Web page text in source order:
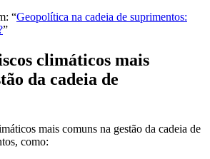
“Geopolítica na cadeia de suprimentos:
”
climáticos mais
da cadeia de
mais comuns na gestão da cadeia de
como: